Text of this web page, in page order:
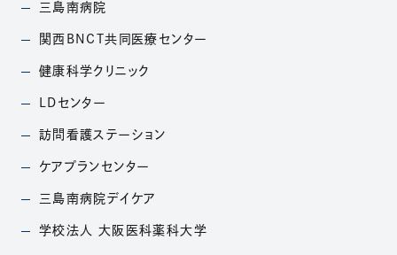
三島南病院
（別ウィンドウで開きます）
関西BNCT共同医療 センター
（別ウィンドウで開きます）
健康科学クリニック
（別ウィンドウで開きます）
LDセンター
（別ウィンドウで開きます）
訪問看護ステーション
（別ウィンドウで開きます）
ケアプランセンター
（別ウィンドウで開きます）
三島南病院デイケア
（別ウィンドウで開きます）
学校法人 大阪医科薬科大学
（別ウィンドウで開きます）